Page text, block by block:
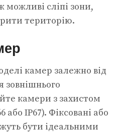
можливі сліпі зони,
територію.
камер залежно від
зовнішнього
камери з захистом
або IP67). Фіксовані або
бути ідеальними